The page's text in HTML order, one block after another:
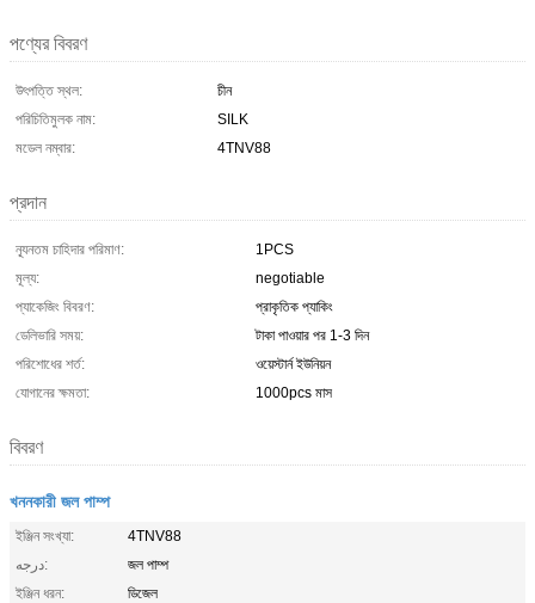
পণ্যের বিবরণ
উৎপত্তি স্থল:
চীন
পরিচিতিমুলক নাম:
SILK
মডেল নম্বার:
4TNV88
প্রদান
ন্যূনতম চাহিদার পরিমাণ:
1PCS
মূল্য:
negotiable
প্যাকেজিং বিবরণ:
প্রাকৃতিক প্যাকিং
ডেলিভারি সময়:
টাকা পাওয়ার পর 1-3 দিন
পরিশোধের শর্ত:
ওয়েস্টার্ন ইউনিয়ন
যোগানের ক্ষমতা:
1000pcs মাস
বিবরণ
খননকারী জল পাম্প
ইঞ্জিন সংখ্যা:
4TNV88
درجه:
জল পাম্প
ইঞ্জিন ধরন:
ডিজেল